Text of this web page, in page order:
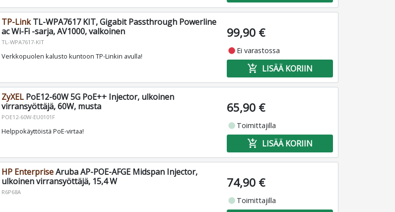
TP-LinkTL-WPA7617 KIT, Gigabit Passthrough Powerline
ac Wi-Fi -sarja, AV1000, valkoinen
TL-WPA7617-KIT
Verkkopuolen kalusto kuntoon TP-Linkin avulla!
99,90 €
fiber_manual_record Ei varastossa
add_shopping_cart LISÄÄ KORIIN
ZyXELPoE12-60W 5G PoE++ Injector, ulkoinen
virransyöttäjä, 60W, musta
POE12-60W-EU0101F
Helppokäyttöistä PoE-virtaa!
65,90 €
fiber_manual_record Toimittajilla
add_shopping_cart LISÄÄ KORIIN
HP EnterpriseAruba AP-POE-AFGE Midspan Injector,
ulkoinen virransyöttäjä, 15,4 W
R6P68A
74,90 €
fiber_manual_record Toimittajilla